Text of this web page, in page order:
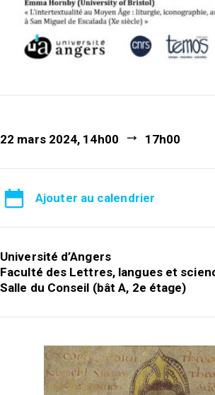
22 mars 2024, 14h00 17h00
Ajouter au calendrier
Université d’Angers
Faculté des Lettres, langues et
Salle du Conseil (bât A, 2e étage)